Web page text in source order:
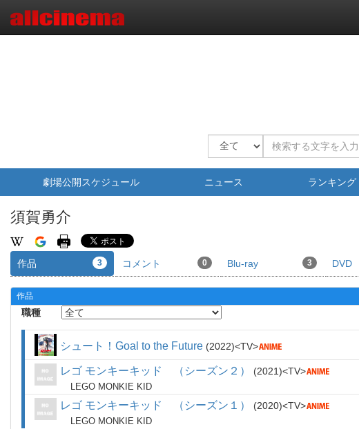
劇場公開スケジュール ニュース ランキング
須賀勇介
作品 3 コメント 0 Blu-ray 3 DVD
作品
職種
シュート！Goal to the Future 2022 TV
レゴ モンキーキッド （シーズン２） 2021 TV
LEGO MONKIE KID
レゴ モンキーキッド （シーズン１） 2020 TV
LEGO MONKIE KID